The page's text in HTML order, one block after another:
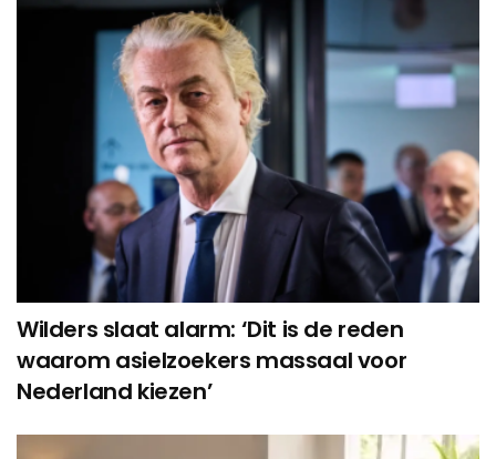
Wilders slaat alarm: ‘Dit is de reden
waarom asielzoekers massaal voor
Nederland kiezen’